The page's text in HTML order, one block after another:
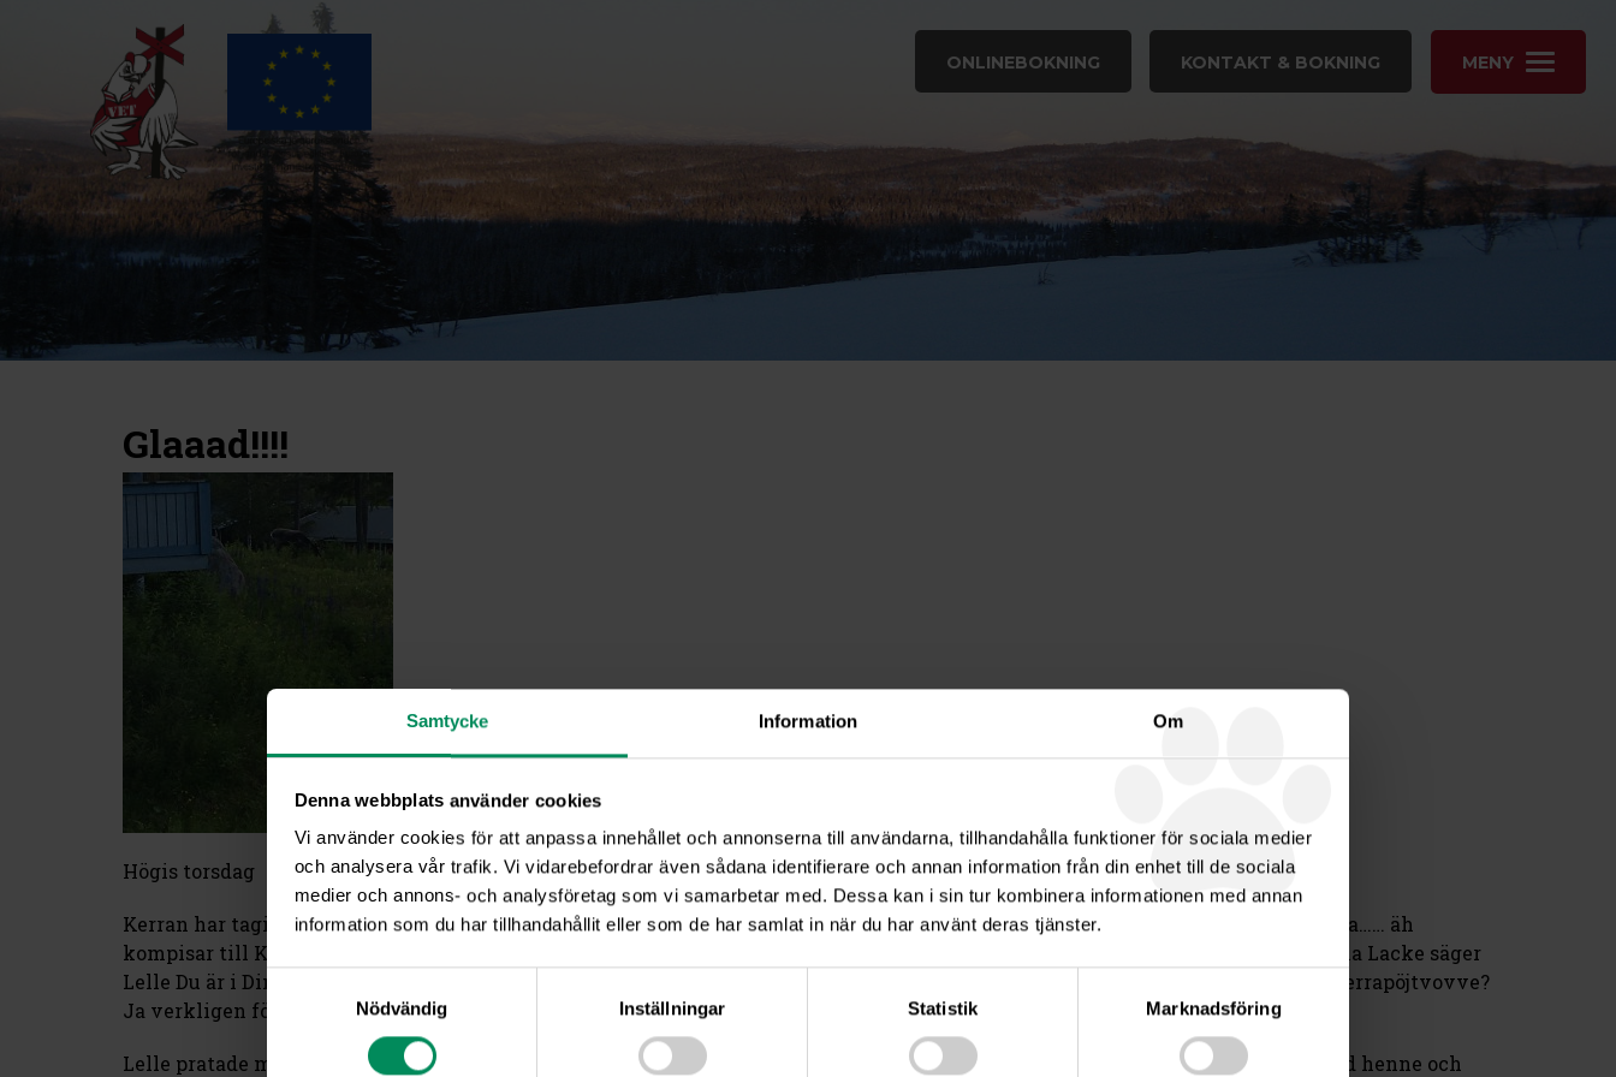
Samtycke Information Om
Denna webbplats använder cookies
Vi använder cookies för att anpassa innehållet och annonserna till användarna, tillhandahålla funktioner för sociala medier
och analysera vår trafik. Vi vidarebefordrar även sådana identifierare och annan information från din enhet till de sociala
medier och annons- och analysföretag som vi samarbetar med. Dessa kan i sin tur kombinera informationen med annan
information som du har tillhandahållit eller som de har samlat in när du har använt deras tjänster.
Samtyckesval
Nödvändig
Inställningar Statistik Marknadsföring
MENY
ONLINEBOKNING KONTAKT & BOKNING
Glaaad!!!!
Högis torsdag
Kerran har tagit bilden från vår altan, Lelle säger att det är en tvättad älg för den är ren. Så knäpp är Lelle. Vi har besök av två ta…… äh
kompisar till Kerran idag, det är roligt tycker jag. Jag frågade Lelle imorse, Du är pangsjonär är jag det också då? Sakta i backarna Lacke säger
Lelle Du är i Dina bästa år och är vår terapivovve som gör att vi kommer ut även i skitväder och att vi får leka med Dig. Är jag terrapöjtvovve?
Ja verkligen för Du ger oss så mycket glädje.
Lelle pratade med xmatte, pet vetten Ni vet och hon hade glädjande besked. Jag var ute med Kerran så jag kunde inte prata med henne och